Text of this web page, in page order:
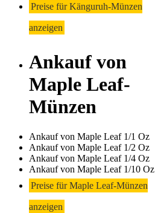
Preise für Känguruh-Münzen
anzeigen
Ankauf von
Maple Leaf-
Münzen
Ankauf von Maple Leaf 1/1 Oz
Ankauf von Maple Leaf 1/2 Oz
Ankauf von Maple Leaf 1/4 Oz
Ankauf von Maple Leaf 1/10 Oz
Preise für Maple Leaf-Münzen
anzeigen